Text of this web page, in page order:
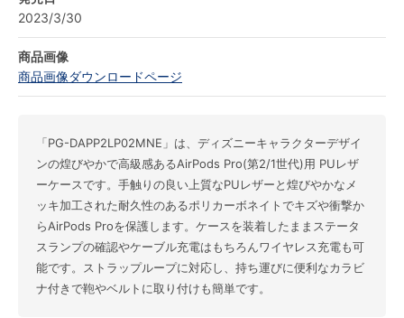
2023/3/30
商品画像
商品画像ダウンロードページ
「PG-DAPP2LP02MNE」は、ディズニーキャラクターデザイ
ンの煌びやかで高級感あるAirPods Pro(第2/1世代)用 PUレザ
ーケースです。手触りの良い上質なPUレザーと煌びやかなメ
ッキ加工された耐久性のあるポリカーボネイトでキズや衝撃か
らAirPods Proを保護します。ケースを装着したままステータ
スランプの確認やケーブル充電はもちろんワイヤレス充電も可
能です。ストラップループに対応し、持ち運びに便利なカラビ
ナ付きで鞄やベルトに取り付けも簡単です。